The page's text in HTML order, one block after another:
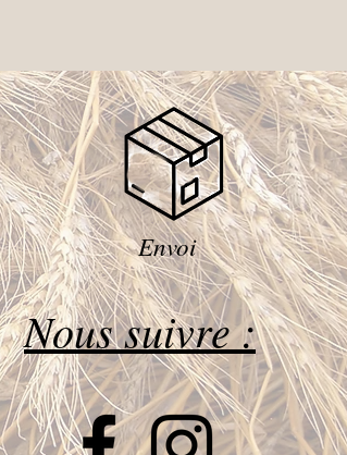
Envoi
Nous suivre :